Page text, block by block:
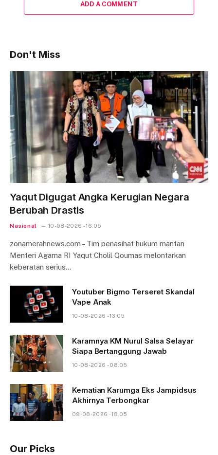
ADD A COMMENT
Don't Miss
Yaqut Digugat Angka Kerugian Negara
Berubah Drastis
Nasional 10-08-2026 - 16.05
zonamerahnews.com – Tim penasihat hukum mantan
Menteri Agama RI Yaqut Cholil Qoumas melontarkan
keberatan serius…
Youtuber Bigmo Terseret Skandal
Vape Anak
10-08-2026 - 13.05
Karamnya KM Nurul Salsa Selayar
Siapa Bertanggung Jawab
10-08-2026 - 08.05
Kematian Karumga Eks Jampidsus
Akhirnya Terbongkar
09-08-2026 - 18.05
Our Picks